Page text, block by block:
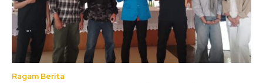
Ragam Berita